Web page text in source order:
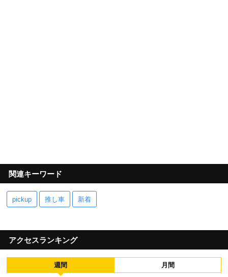
関連キーワード
pickup 推し車 新着
アクセスランキング
週間 月間